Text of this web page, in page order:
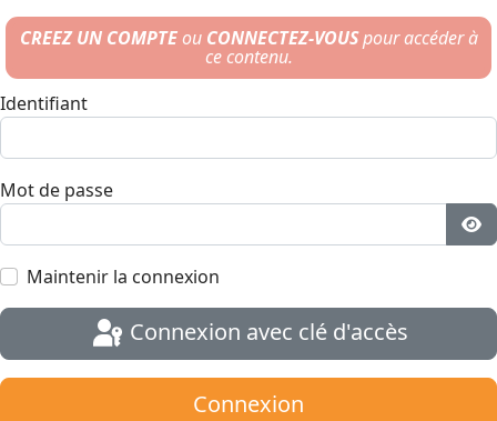
CREEZ UN COMPTEouCONNECTEZ-VOUSpour accéder à
ce contenu.
Identifiant
Mot de passe
Maintenir la connexion
Connexion avec clé d'accès
Connexion